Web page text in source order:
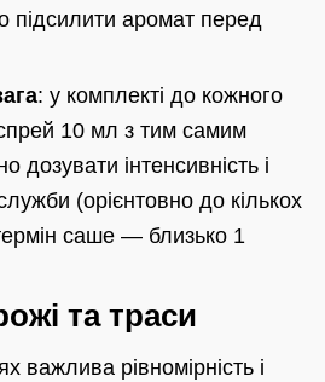
підсилити аромат перед
: у комплекті до кожного
10 мл з тим самим
інтенсивність і
(орієнтовно до кількох
саше — близько 1
та траси
важлива рівномірність і